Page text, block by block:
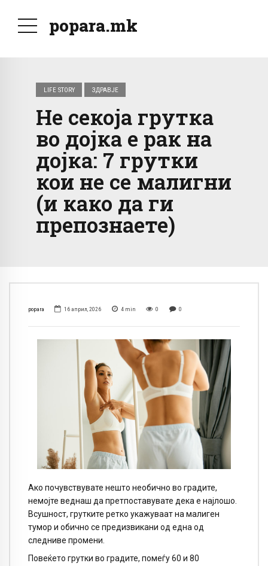
popara.mk
LIFE STORY ЗДРАВЈЕ
Не секоја грутка
во дојка е рак на
дојка: 7 грутки
кои не се малигни
(и како да ги
препознаете)
popara 16 април, 2026 4 min 0 0
Ако почувствувате нешто необично во градите,
немојте веднаш да претпоставувате дека е најлошо.
Всушност, грутките ретко укажуваат на малиген
тумор и обично се предизвикани од една од
следниве промени.
Повеќето грутки во градите, помеѓу 60 и 80